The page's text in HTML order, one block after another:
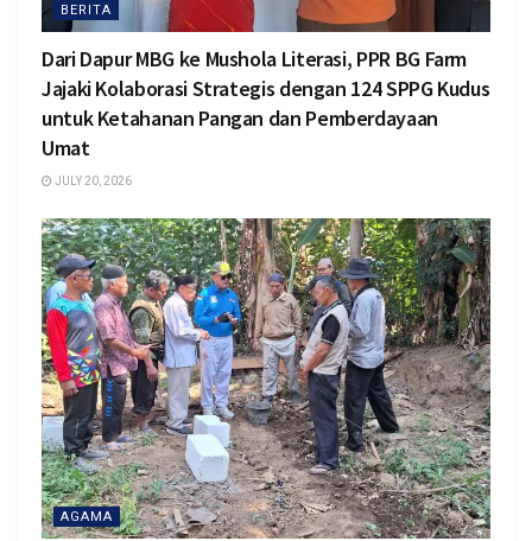
BERITA
Dari Dapur MBG ke Mushola Literasi, PPR BG Farm
Jajaki Kolaborasi Strategis dengan 124 SPPG Kudus
untuk Ketahanan Pangan dan Pemberdayaan
Umat
JULY 20, 2026
AGAMA